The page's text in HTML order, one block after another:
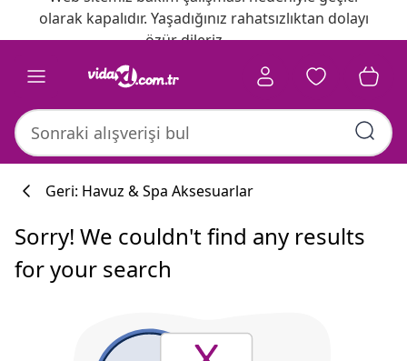
olarak kapalıdır. Yaşadığınız rahatsızlıktan dolayı
özür dileriz.
Geri: Havuz & Spa Aksesuarlar
Sorry! We couldn't find any results
for your search